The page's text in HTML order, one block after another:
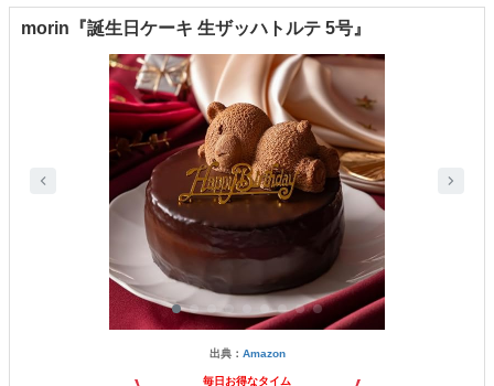
morin『誕生日ケーキ 生ザッハトルテ 5号』
出典： Amazon
毎日お得なタイム